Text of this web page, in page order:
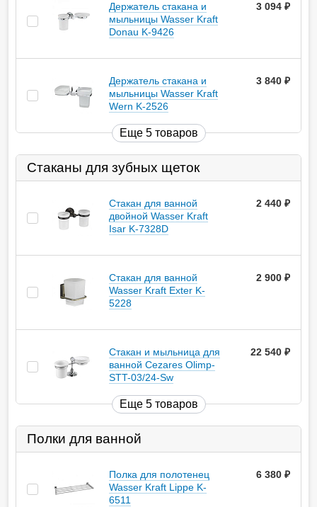
Держатель стакана и
мыльницы Wasser Kraft
Donau K-9426
3 094
Держатель стакана и
мыльницы Wasser Kraft
Wern K-2526
3 840
Еще 5 товаров
Стаканы для зубных щеток
Стакан для ванной
двойной Wasser Kraft
Isar K-7328D
2 440
Стакан для ванной
Wasser Kraft Exter K-
5228
2 900
Стакан и мыльница для
ванной Cezares Olimp-
STT-03/24-Sw
22 540
Еще 5 товаров
Полки для ванной
Полка для полотенец
Wasser Kraft Lippe K-
6511
6 380